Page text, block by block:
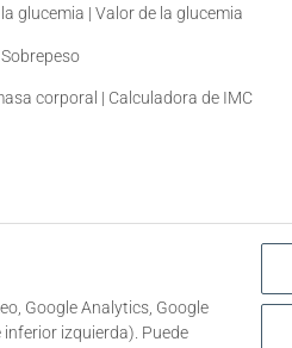
Google Analytics, Google
izquierda). Puede
glucemia | Valor de la glucemia
corporal | Calculadora de IMC